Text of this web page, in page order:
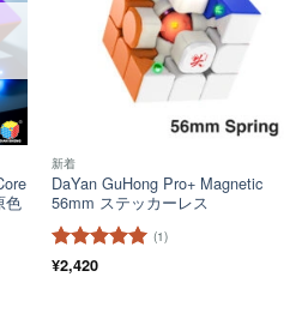
色
新着
DaYan GuHong Pro+ Magnetic
56mm ステッカーレス
5段階中
(1)
¥2,420